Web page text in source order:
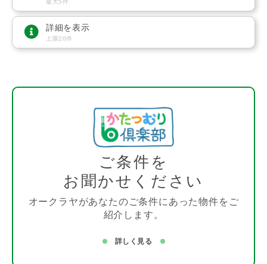
最大5件
詳細を表示
上限20件
ご条件を
お聞かせください
オークラヤがあなたのご条件にあった物件をご
紹介します。
詳しく見る